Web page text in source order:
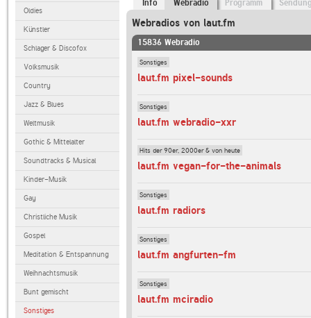
Oldies
Künstler
Schlager & Discofox
Volksmusik
Country
Jazz & Blues
Weltmusik
Gothic & Mittelalter
Soundtracks & Musical
Kinder-Musik
Gay
Christliche Musik
Gospel
Meditation & Entspannung
Weihnachtsmusik
Bunt gemischt
Sonstiges
Info Webradio Programm
Webradios von laut.fm
15836 Webradio
Sonstiges
laut.fm pixel-sounds
Sonstiges
laut.fm webradio-xxr
Hits der 90er, 2000er & von heute
laut.fm vegan-for-the-animals
Sonstiges
laut.fm radiors
Sonstiges
laut.fm angfurten-fm
Sonstiges
laut.fm mciradio